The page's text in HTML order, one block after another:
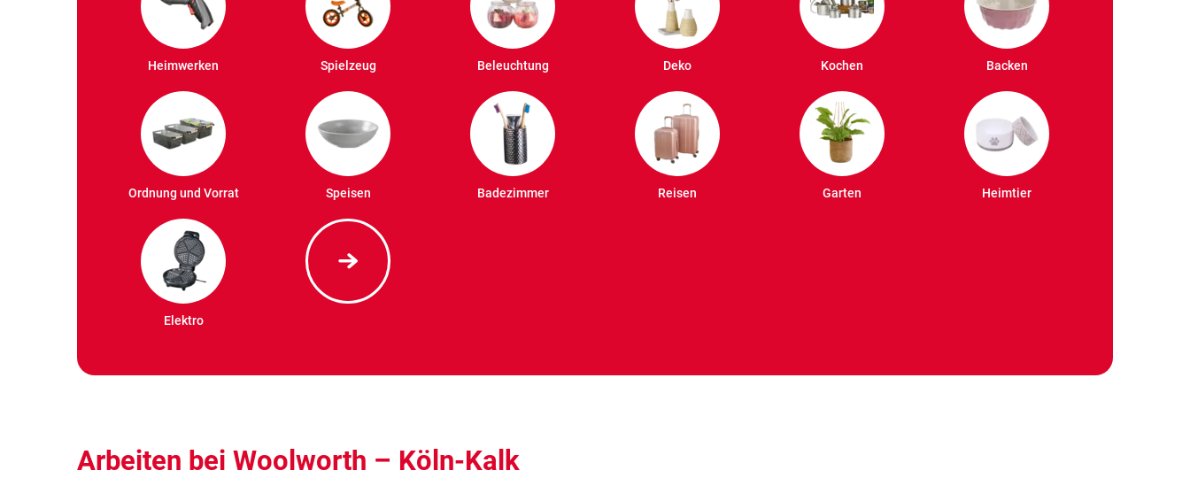
Heimwerken Spielzeug Beleuchtung Deko Kochen Backen
Ordnung und Vorrat Speisen Badezimmer Reisen Garten Heimtier
Elektro
Arbeiten bei Woolworth – Köln-Kalk